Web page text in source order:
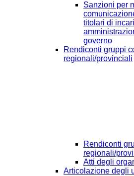
Sanzioni per
titolari di
governo
Rendiconti gruppi
regionali/provinciali
Rendiconti
regionali/
Atti degli
Articolazione degli